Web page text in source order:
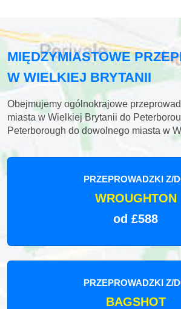
MIĘDZYMIASTOWE
W WIELKIEJ BRYTANII
Obejmujemy ogólnokrajowe
miasta w Wielkiej Brytanii do
Peterborough do dowolnego miasta w
PRZEPROWADZKI Z/
WROUGHTON
od £588
PRZEPROWADZKI Z/
BAGSHOT